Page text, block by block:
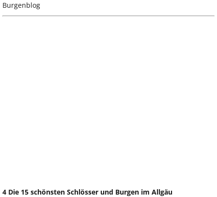
Burgenblog
4 Die 15 schönsten Schlösser und Burgen im Allgäu